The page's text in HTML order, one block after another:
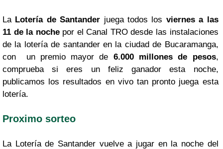
La Lotería de Santander juega todos los viernes a las
11 de la nochepor el Canal TRO desde las instalaciones
de la lotería de santander en la ciudad de Bucaramanga,
con un premio mayor de 6.000 millones de pesos,
comprueba si eres un feliz ganador esta noche,
publicamos los resultados en vivo tan pronto juega esta
lotería.
Proximo sorteo
La Lotería de Santander vuelve a jugar en la noche del